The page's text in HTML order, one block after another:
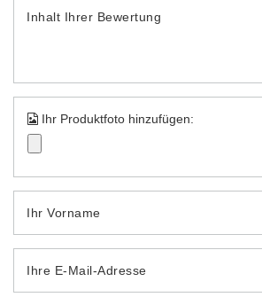
Inhalt Ihrer Bewertung
Ihr Produktfoto hinzufügen:
Ihr Vorname
Ihre E-Mail-Adresse